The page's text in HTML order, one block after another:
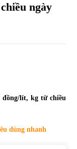
ngày
đồng/lít, kg từ chiều
dùng nhanh